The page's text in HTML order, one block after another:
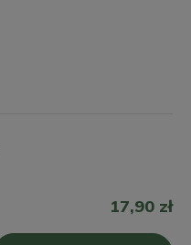
17,90 zł